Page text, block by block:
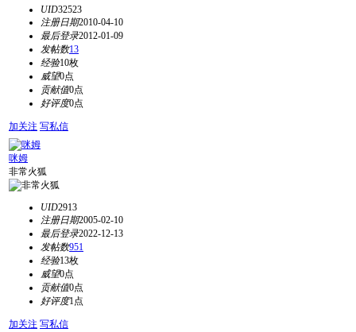
UID32523
注册日期2010-04-10
最后登录2012-01-09
发帖数13
经验10枚
威望0点
贡献值0点
好评度0点
加关注 写私信
咪姆
非常火狐
UID2913
注册日期2005-02-10
最后登录2022-12-13
发帖数951
经验13枚
威望0点
贡献值0点
好评度1点
加关注 写私信